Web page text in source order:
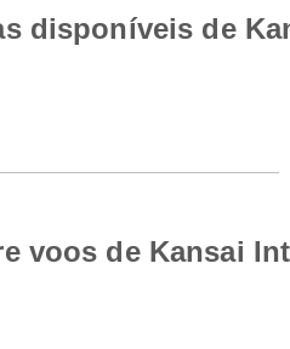
disponíveis de
voos de Kansai